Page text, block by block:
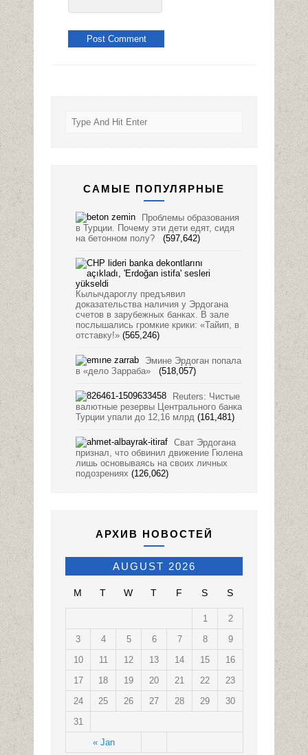
САМЫЕ ПОПУЛЯРНЫЕ
Проблемы образования
в Турции. Почему эти дети едят, сидя
на бетонном полу?
(597,642)
Кылычдароглу предъявил
доказательства наличия у Эрдогана
счетов в зарубежных банках. В зале
послышались громкие крики: «Тайип, в
отставку!» (565,246)
Эмине Эрдоган попала
в «дело Зарраба»
(518,057)
Reuters: Чистые
валютные резервы Центрального банка
Турции упали до 12,16 млрд (161,481)
Сват Эрдогана
признал, что обвинил движение Гюлена
лишь основываясь на своих личных
подозрениях (126,062)
АРХИВ НОВОСТЕЙ
AUGUST 2026
M T W T F S S
« Jan
1
2
3
4 5 6 7 8
9
10
11 12 13 14 15
16
17
18 19 20 21 22
23
24
25 26 27 28 29
30
31